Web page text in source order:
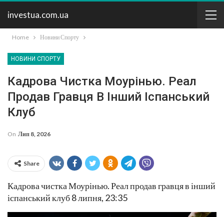
investua.com.ua
Home Новини Спорту
НОВИНИ СПОРТУ
Кадрова Чистка Моурінью. Реал
Продав Гравця В Інший Іспанський
Клуб
On Лип 8, 2026
Share
Кадрова чистка Моурінью. Реал продав гравця в інший
іспанський клуб 8 липня, 23:35